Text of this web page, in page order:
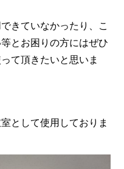
きていなかったり、こ
とお困りの方にはぜひ
て頂きたいと思いま
として使用しておりま